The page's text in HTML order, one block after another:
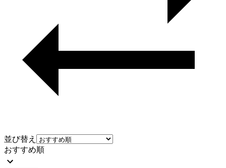
並び替え
おすすめ順